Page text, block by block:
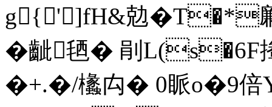
g{']fH&勊�T�*
�齜毢� 剈
�+.�/欚禸� 0眽o�9倍